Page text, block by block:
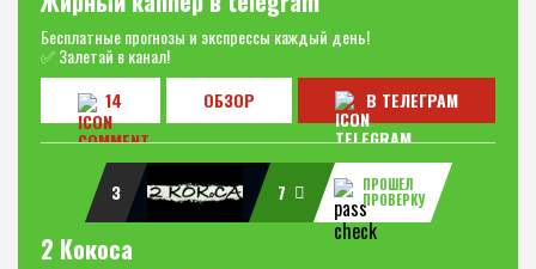
Бесплатные прогнозы и экспрессы каждый день!
✅ Залетай в канал!
14
ОБЗОР В ТЕЛЕГРАМ
3 7
ПРОШЕЛ
ПРОВЕРКУ
2 Кокоса